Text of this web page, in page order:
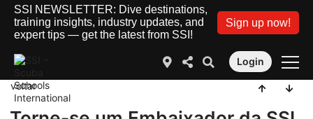
SSI NEWSLETTER: Dive destinations,
training insights, industry updates, and
expert tips — get the latest from SSI!
Sign up now!
Login
voltar